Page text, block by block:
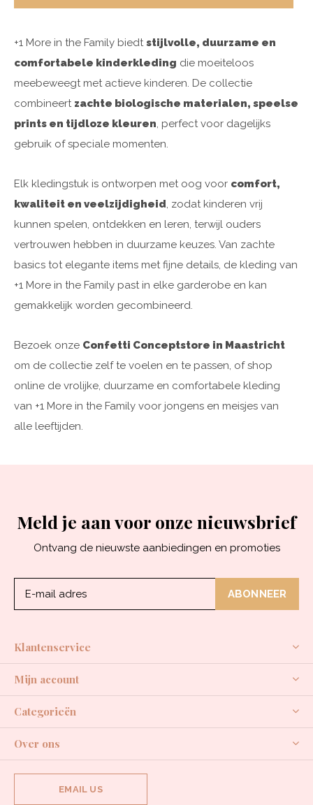
+1 More in the Family biedtstijlvolle, duurzame en
comfortabele kinderkleding die moeiteloos
meebeweegt met actieve kinderen. De collectie
combineert zachte biologische materialen, speelse
prints en tijdloze kleuren, perfect voor dagelijks
gebruik of speciale momenten.
Elk kledingstuk is ontworpen met oog voor comfort,
kwaliteit en veelzijdigheid, zodat kinderen vrij
kunnen spelen, ontdekken en leren, terwijl ouders
vertrouwen hebben in duurzame keuzes. Van zachte
basics tot elegante items met fijne details, de kleding van
+1 More in the Family past in elke garderobe en kan
gemakkelijk worden gecombineerd.
Bezoek onze Confetti Conceptstore in Maastricht
om de collectie zelf te voelen en te passen, of shop
online de vrolijke, duurzame en comfortabele kleding
van +1 More in the Family voor jongens en meisjes van
alle leeftijden.
Meld je aan voor onze nieuwsbrief
Ontvang de nieuwste aanbiedingen en promoties
ABONNEER
Klantenservice
Mijn account
Categorieën
Over ons
EMAIL US